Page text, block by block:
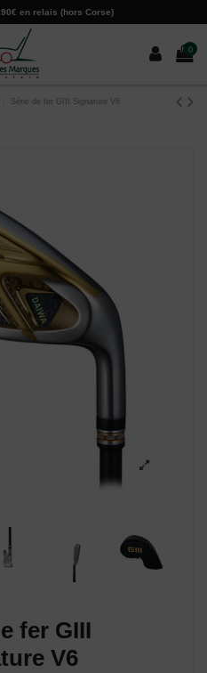
en relais (hors Corse)
0
Série de fer GIII Signature V6
fer GIII
V6